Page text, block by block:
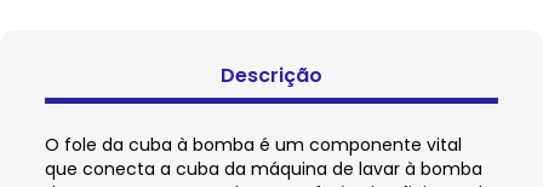
Descrição
O fole da cuba à bomba é um componente vital
que conecta a cuba da máquina de lavar à bomba